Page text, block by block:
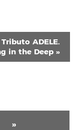
Tributo ADELE.
in the Deep »
»